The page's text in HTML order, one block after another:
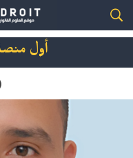
أول